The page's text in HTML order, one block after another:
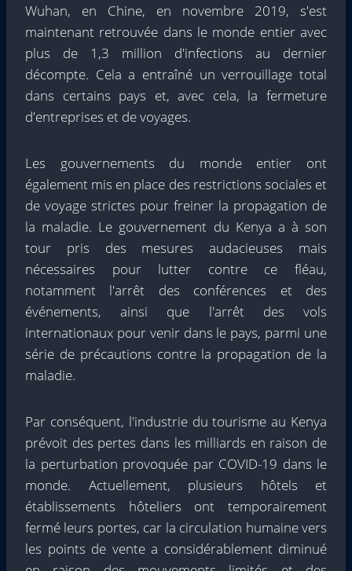
Wuhan, en Chine, en novembre 2019, s'est
maintenant retrouvée dans le monde entier avec
plus de 1,3 million d'infections au dernier
décompte. Cela a entraîné un verrouillage total
dans certains pays et, avec cela, la fermeture
d'entreprises et de voyages.
Les gouvernements du monde entier ont
également mis en place des restrictions sociales et
de voyage strictes pour freiner la propagation de
la maladie. Le gouvernement du Kenya a à son
tour pris des mesures audacieuses mais
nécessaires pour lutter contre ce fléau,
notamment l'arrêt des conférences et des
événements, ainsi que l'arrêt des vols
internationaux pour venir dans le pays, parmi une
série de précautions contre la propagation de la
maladie.
Par conséquent, l'industrie du tourisme au Kenya
prévoit des pertes dans les milliards en raison de
la perturbation provoquée par COVID-19 dans le
monde. Actuellement, plusieurs hôtels et
établissements hôteliers ont temporairement
fermé leurs portes, car la circulation humaine vers
les points de vente a considérablement diminué